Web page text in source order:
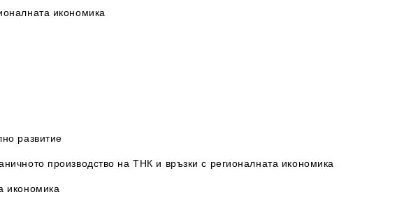
икономика
развитие
производство на ТНК и връзки с регионалната икономика
икономика